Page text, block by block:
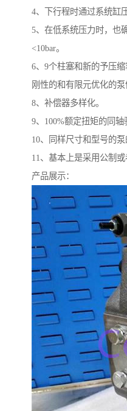
4、下行程时通过系统缸
5、在低系统压力时，也
<10bar。
6、9个柱塞和新的予压缩
刚性的和有限元优化的泵
8、补偿器多样化。
9、100%额定扭矩的同轴
10、同样尺寸和型号的
11、基本上是采用公制或
产品展示：